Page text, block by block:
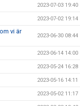
2023-07-03 19:40
2023-07-02 19:14
vi är
2023-06-30 08:44
2023-06-14 14:00
2023-05-24 16:28
2023-05-16 14:11
2023-05-02 11:17